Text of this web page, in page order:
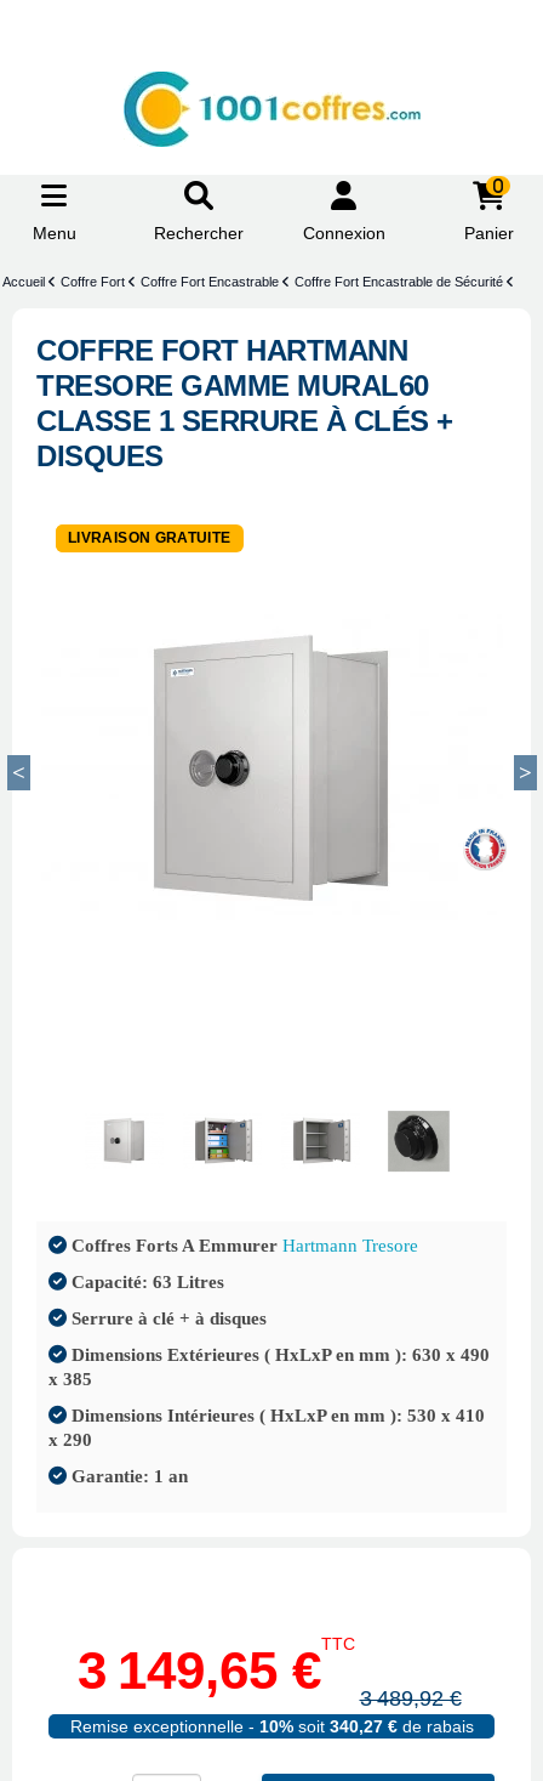
Menu Rechercher Connexion
0
Panier
Accueil Coffre Fort Coffre Fort Encastrable Coffre Fort Encastrable de Sécurité
COFFRE FORT HARTMANN
TRESORE GAMME MURAL60
CLASSE 1 SERRURE À CLÉS +
DISQUES
-9,75%
LIVRAISON GRATUITE
Coffres Forts A Emmurer Hartmann Tresore
Capacité: 63 Litres
Serrure à clé + à disques
Dimensions Extérieures ( HxLxP en mm ): 630 x 490
x 385
Dimensions Intérieures ( HxLxP en mm ): 530 x 410
x 290
Garantie: 1 an
3 149,65 €TTC
3 489,92 €
Remise exceptionnelle - 10%soit 340,27 €de rabais